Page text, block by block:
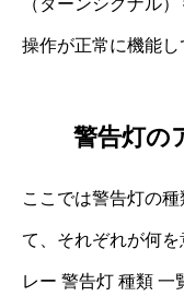
操作が正常に機能し
警告灯の
ここでは警告灯の
て、それぞれが何
レー 警告灯 種類 一